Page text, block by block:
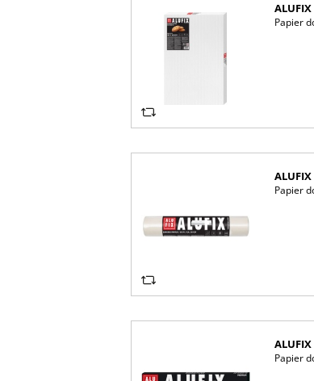
ALUFIX
Papier
ALUFIX
Papier
ALUFIX
Papier